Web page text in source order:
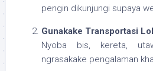
pengin dikunjungi supaya
Gunakake Transportasi
Nyoba bis, kereta,
ngrasakake pengalaman